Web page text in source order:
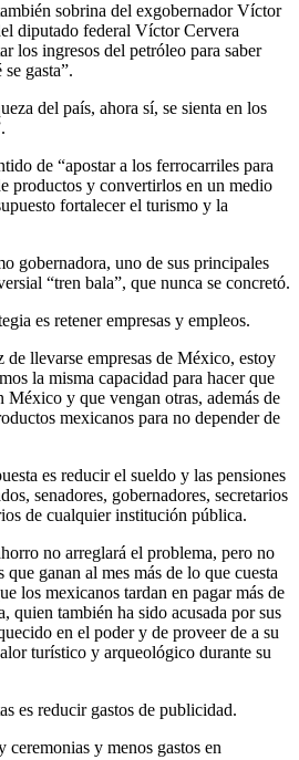
sobrina del exgobernador Víctor
diputado federal Víctor Cervera
los ingresos del petróleo para saber
gasta”.
del país, ahora sí, se sienta en los
de “apostar a los ferrocarriles para
productos y convertirlos en un medio
fortalecer el turismo y la
gobernadora, uno de sus principales
“tren bala”, que nunca se concretó.
es retener empresas y empleos.
llevarse empresas de México, estoy
la misma capacidad para hacer que
México y que vengan otras, además de
mexicanos para no depender de
es reducir el sueldo y las pensiones
senadores, gobernadores, secretarios
de cualquier institución pública.
no arreglará el problema, pero no
ganan al mes más de lo que cuesta
los mexicanos tardan en pagar más de
quien también ha sido acusada por sus
en el poder y de proveer de a su
turístico y arqueológico durante su
es reducir gastos de publicidad.
ceremonias y menos gastos en